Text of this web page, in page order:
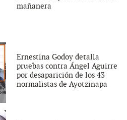
mañanera
Ernestina Godoy detalla
pruebas contra Ángel Aguirre
por desaparición de los 43
normalistas de Ayotzinapa